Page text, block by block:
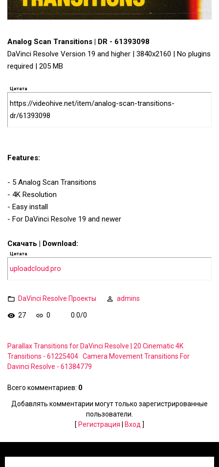
Analog Scan Transitions | DR - 61393098
DaVinci Resolve Version 19 and higher | 3840x2160 | No plugins
required | 205 MB
Цитата
https://videohive.net/item/analog-scan-transitions-
dr/61393098
Features:
- 5 Analog Scan Transitions
- 4K Resolution
- Easy install
- For DaVinci Resolve 19 and newer
Скачать | Download:
Цитата
uploadcloud.pro
DaVinci Resolve Проекты admins
27 0 0.0/0
Parallax Transitions for DaVinci Resolve | 20 Cinematic 4K
Transitions - 61225404 Camera Movement Transitions For
Davinci Resolve - 61384779
Всего комментариев: 0
Добавлять комментарии могут только зарегистрированные
пользователи.
[ Регистрация Вход ]